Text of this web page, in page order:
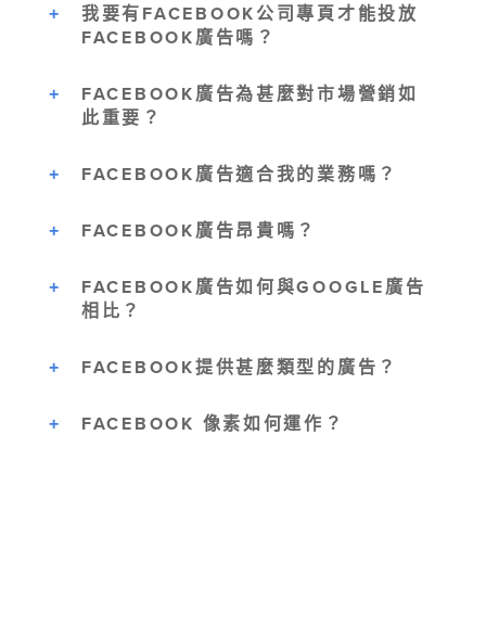
我要有FACEBOOK公司專頁才能投放
FACEBOOK廣告嗎？
FACEBOOK廣告為甚麼對市場營銷如
此重要？
FACEBOOK廣告適合我的業務嗎？
FACEBOOK廣告昂貴嗎？
FACEBOOK廣告如何與GOOGLE廣告
相比？
FACEBOOK提供甚麼類型的廣告？
FACEBOOK 像素如何運作？